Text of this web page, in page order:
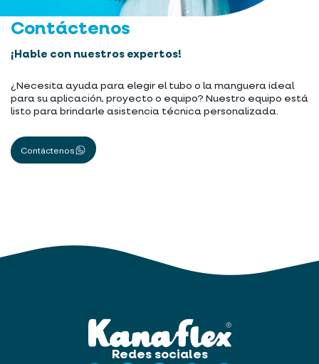
Contáctenos
¡Hable con nuestros expertos!
¿Necesita ayuda para elegir el tubo o la manguera ideal
para su aplicación, proyecto o equipo? Nuestro equipo está
listo para brindarle asistencia técnica personalizada.
Contáctenos
Redes sociales